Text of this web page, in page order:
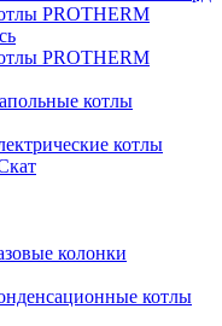
PROTHERM
PROTHERM
котлы
котлы
колонки
котлы